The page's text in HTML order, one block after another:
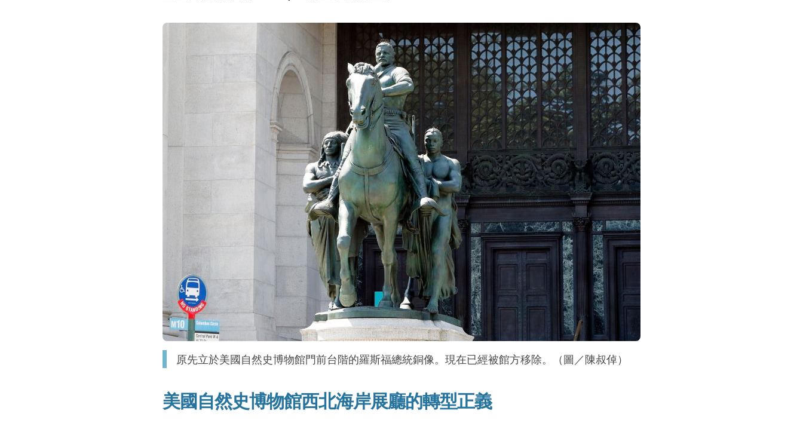
原先立於美國自然史博物館門前台階的羅斯福總統銅像。現在已經被館方移除。（圖／陳叔倬）
美國自然史博物館西北海岸展廳的轉型正義